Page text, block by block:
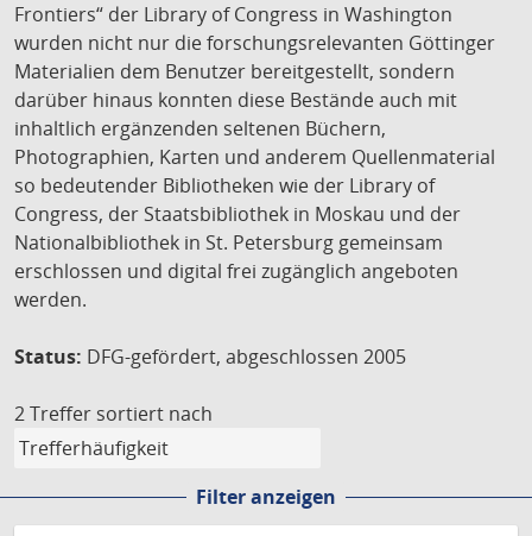
Frontiers“ der Library of Congress in Washington
wurden nicht nur die forschungsrelevanten Göttinger
Materialien dem Benutzer bereitgestellt, sondern
darüber hinaus konnten diese Bestände auch mit
inhaltlich ergänzenden seltenen Büchern,
Photographien, Karten und anderem Quellenmaterial
so bedeutender Bibliotheken wie der Library of
Congress, der Staatsbibliothek in Moskau und der
Nationalbibliothek in St. Petersburg gemeinsam
erschlossen und digital frei zugänglich angeboten
werden.
Status: DFG-gefördert, abgeschlossen 2005
2 Treffer sortiert nach
Filter anzeigen